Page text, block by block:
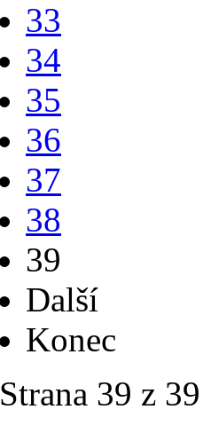
33
34
35
36
37
38
39
Další
Konec
Strana 39 z 39